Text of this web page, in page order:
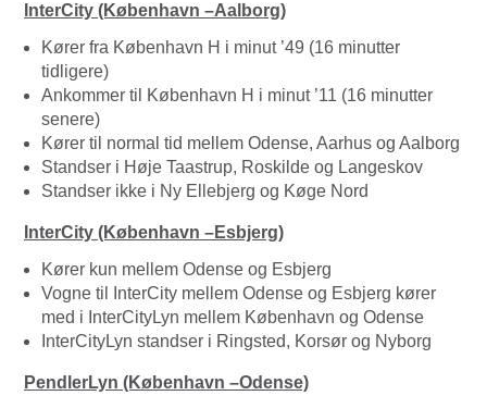
InterCity (København –Aalborg)
Kører fra København H i minut ’49 (16 minutter
tidligere)
Ankommer til København H i minut ’11 (16 minutter
senere)
Kører til normal tid mellem Odense, Aarhus og Aalborg
Standser i Høje Taastrup, Roskilde og Langeskov
Standser ikke i Ny Ellebjerg og Køge Nord
InterCity (København –Esbjerg)
Kører kun mellem Odense og Esbjerg
Vogne til InterCity mellem Odense og Esbjerg kører
med i InterCityLyn mellem København og Odense
InterCityLyn standser i Ringsted, Korsør og Nyborg
PendlerLyn (København –Odense)